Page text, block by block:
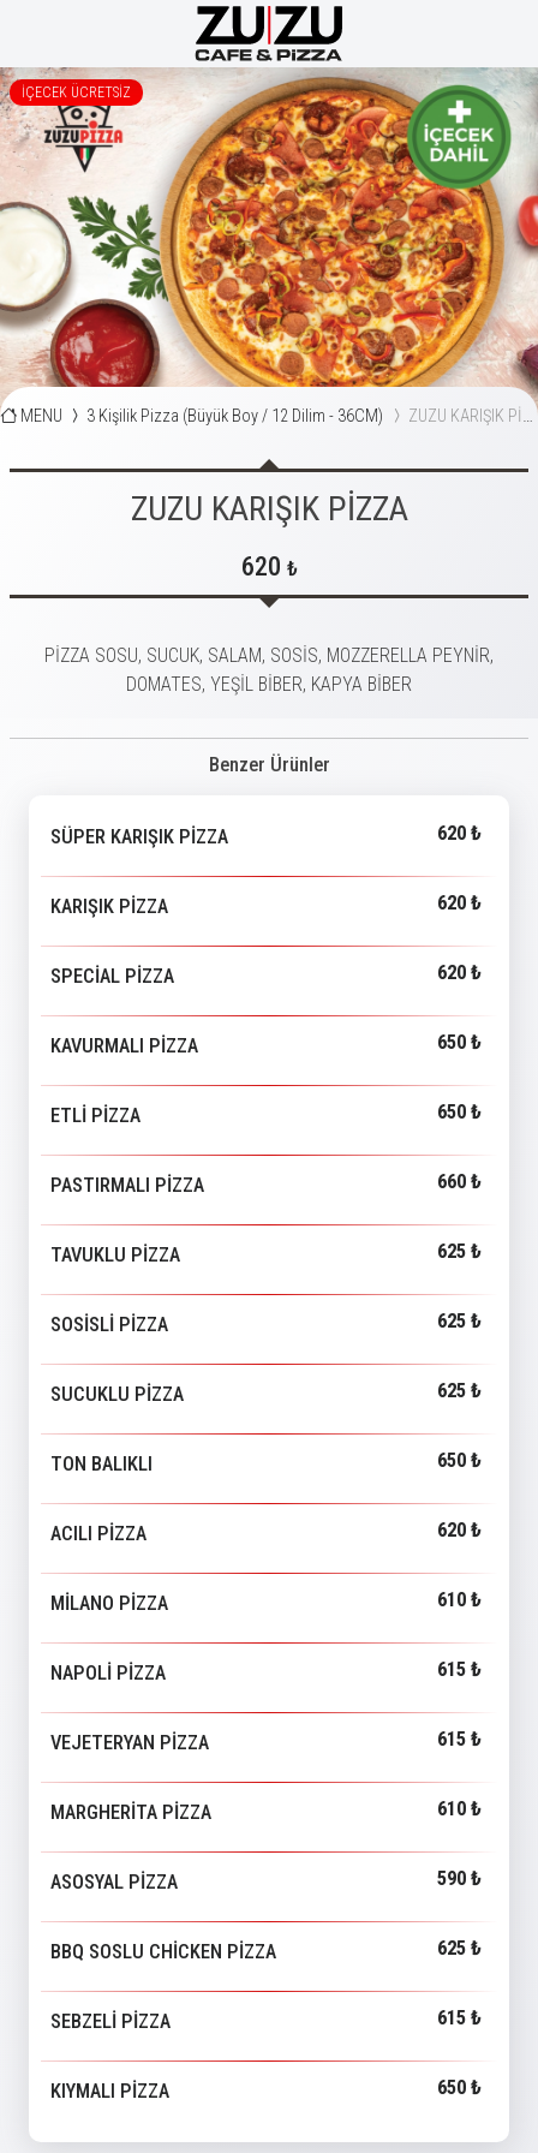
İÇECEK ÜCRETSİZ
MENU 3 Kişilik Pizza (Büyük Boy / 12 Dilim - 36CM) ZUZU KARIŞIK PİZZA
ZUZU KARIŞIK PİZZA
620 ₺
PİZZA SOSU, SUCUK, SALAM, SOSİS, MOZZERELLA PEYNİR,
DOMATES, YEŞİL BİBER, KAPYA BİBER
Benzer Ürünler
SÜPER KARIŞIK PİZZA 620 ₺
KARIŞIK PİZZA 620 ₺
SPECİAL PİZZA 620 ₺
KAVURMALI PİZZA 650 ₺
ETLİ PİZZA 650 ₺
PASTIRMALI PİZZA 660 ₺
TAVUKLU PİZZA 625 ₺
SOSİSLİ PİZZA 625 ₺
SUCUKLU PİZZA 625 ₺
TON BALIKLI 650 ₺
ACILI PİZZA 620 ₺
MİLANO PİZZA 610 ₺
NAPOLİ PİZZA 615 ₺
VEJETERYAN PİZZA 615 ₺
MARGHERİTA PİZZA 610 ₺
ASOSYAL PİZZA 590 ₺
BBQ SOSLU CHİCKEN PİZZA 625 ₺
SEBZELİ PİZZA 615 ₺
KIYMALI PİZZA 650 ₺